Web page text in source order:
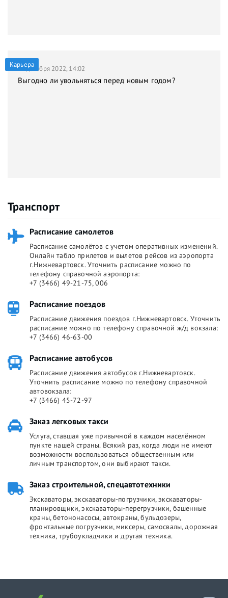
Карьера
21 декабря 2022, 14:02
Выгодно ли увольняться перед новым годом?
Транспорт
Расписание самолетов
Расписание самолётов с учетом оперативных изменений.
Онлайн табло прилетов и вылетов рейсов из аэропорта
г.Нижневартовск. Уточнить расписание можно по
телефону справочной аэропорта:
+7 (3466) 49-21-75, 006
Расписание поездов
Расписание движения поездов г.Нижневартовск. Уточнить
расписание можно по телефону справочной ж/д вокзала:
+7 (3466) 46-63-00
Расписание автобусов
Расписание движения автобусов г.Нижневартовск.
Уточнить расписание можно по телефону справочной
автовокзала:
+7 (3466) 45-72-97
Заказ легковых такси
Услуга, ставшая уже привычной в каждом населённом
пункте нашей страны. Всякий раз, когда люди не имеют
возможности воспользоваться общественным или
личным транспортом, они выбирают такси.
Заказ строительной, спецавтотехники
Экскаваторы, экскаваторы-погрузчики, экскаваторы-
планировщики, экскаваторы-перегрузчики, башенные
краны, бетононасосы, автокраны, бульдозеры,
фронтальные погрузчики, миксеры, самосвалы, дорожная
техника, трубоукладчики и другая техника.